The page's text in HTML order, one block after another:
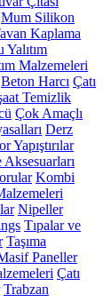
Mum Silikon
Kaplama
Yalıtım
Malzemeleri
Beton Harcı Çatı
Temizlik
Çok Amaçlı
Derz
Yapıştırılar
Kombi
Nipeller
Tıpalar ve
Taşıma
Paneller
Çatı
Trabzan